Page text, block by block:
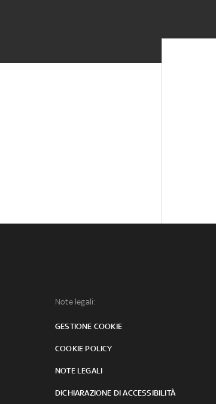
Note legali:
GESTIONE COOKIE
COOKIE POLICY
NOTE LEGALI
DICHIARAZIONE DI ACCESSIBILITÀ